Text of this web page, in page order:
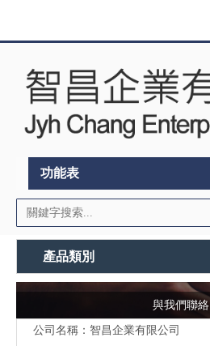
功能表
產品類別
與我們聯絡
公司名稱：智昌企業有限公司